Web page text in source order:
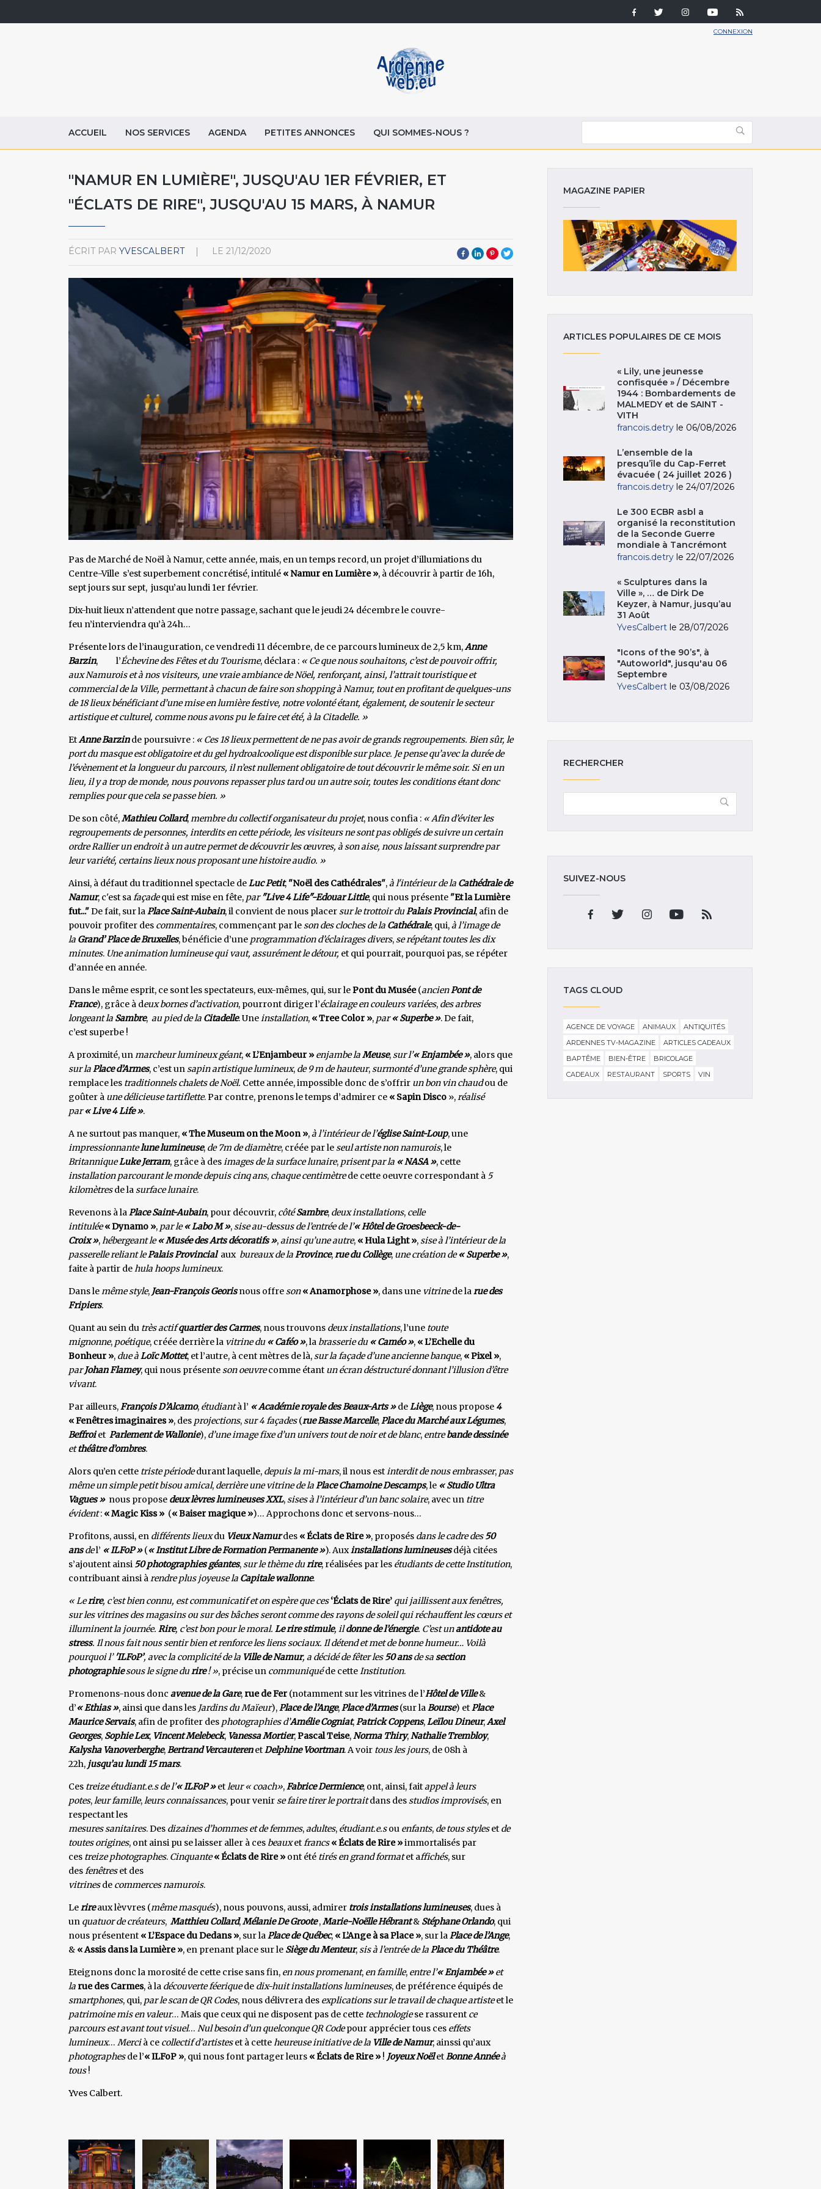
CONNEXION
ACCUEIL NOS SERVICES AGENDA PETITES ANNONCES QUI SOMMES-NOUS ?
"NAMUR EN LUMIÈRE", JUSQU'AU 1ER FÉVRIER, ET
"ÉCLATS DE RIRE", JUSQU'AU 15 MARS, À NAMUR
ÉCRIT PAR YVESCALBERT LE 21/12/2020
Pas de Marché de Noël à Namur, cette année, mais, en un temps record, un projet d’illumiations du
Centre-Ville s’est superbement concrétisé, intitulé « Namur en Lumière », à découvrir à partir de 16h,
sept jours sur sept, jusqu’au lundi 1er février.
Dix-huit lieux n’attendent que notre passage, sachant que le jeudi 24 décembre le couvre-
feu n’interviendra qu’à 24h…
Présente lors de l’inauguration, ce vendredi 11 décembre, de ce parcours lumineux de 2,5 km,Anne
Barzin, l’É​chevine des Fêtes et du Tourisme, déclara : « Ce que nous souhaitons, c’est de pouvoir offrir,
aux Namurois et à nos visiteurs, une vraie ambiance de Nöel, renforçant, ainsi, l’attrait touristique et
commercial de la Ville, permettant à chacun de faire son shopping à Namur, tout en profitant de quelques-uns
de 18 lieux bénéficiant d’une mise en lumière festive, notre volonté étant, également, de soutenir le secteur
artistique et culturel, comme nous avons pu le faire cet été, à la Citadelle. »
EtAnne Barzinde poursuivre : « Ces 18 lieux permettent de ne pas avoir de grands regroupements. Bien sûr, le
port du masque est obligatoire et du gel hydroalcoolique est disponible sur place. Je pense qu’avec la durée de
l’évènement et la longueur du parcours, il n’est nullement obligatoire de tout découvrir le même soir. Si en un
lieu, il y a trop de monde, nous pouvons repasser plus tard ou un autre soir, toutes les conditions étant donc
remplies pour que cela se passe bien. »
De son côté,Mathieu Collard,membre du collectif organisateur du projet, nous confia : « Afin d’éviter les
regroupements de personnes, interdits en cette période, les visiteurs ne sont pas obligés de suivre un certain
ordre Rallier un endroit à un autre permet de découvrir les œuvres, à son aise, nous laissant surprendre par
leur variété, certains lieux nous proposant une histoire audio. »
Ainsi, à défaut du traditionnel spectacle deLuc Petit, "Noël des Cathédrales",à l'intérieur de la Cathédrale de
Namur, c'est safaçadequi est mise en fête, par "Live 4 Life"-Edouar Little, qui nous présente "Et la Lumière
fut..."De fait, sur laPlace Saint-Aubain, il convient de nous placersur le trottoir duPalais Provincial, afin de
pouvoir profiter des commentaires, commençant par leson des cloches de la Cathédrale, qui,à l’image de
la Grand’ Place de Bruxelles, bénéficie d’une programmation d’éclairages divers,se répétant toutes les dix
minutes. Une animation lumineuse qui vaut, assurément le détour, et qui pourrait, pourquoi pas, se répéter
d’année en année.
Dans le même esprit, ce sont les spectateurs, eux-mêmes, qui, sur lePont du Musée(ancienPont de
France), grâce à deux bornes d’activation, pourront diriger l’éclairage en couleurs variées, des arbres
longeant la Sambre, au pied de la Citadelle. Uneinstallation, « Tree Color », par« Superbe ». De fait,
c’est superbe !
A proximité, unmarcheur lumineux géant, « L’Enjambeur » enjambe laMeuse,sur l’« Enjambée », alors que
sur laPlace d’Armes, c’est unsapin artistique lumineux, de 9 m de hauteur,surmonté d’une grande sphère, qui
remplace les traditionnels chalets de Noël. Cette année, impossible donc de s’offrir un bon vin chaudou de
goûter à une délicieuse tartiflette. Par contre, prenons le temps d’admirer ce « Sapin Disco »,réalisé
par« Live 4 Life ».
A ne surtout pas manquer, « The Museum on the Moon »,à l’intérieur de l’église Saint-Loup, une
impressionnantelune lumineuse, de 7m de diamètre, créée par leseul artiste non namurois, le
BritanniqueLuke Jerram, grâce à desimages de la surface lunaire, prisent par la « NASA », cette
installation parcourant le monde depuis cinq ans, chaque centimètrede cette oeuvre correspondant à 5
kilomètresde lasurface lunaire.
Revenons à laPlace Saint-Aubain, pour découvrir, côtéSambre, deux installations, celle
intitulée« Dynamo », par le « Labo M »,sise au-dessus de l’entrée de l’« Hôtel de Groesbeeck-de-
Croix »,hébergeant le« Musée desArts décoratifs »,ainsi qu’une autre, « Hula Light »,sise à l’intérieur de la
passerelle reliant lePalais Provincial aux bureaux de laProvince,rue du Collège, une création de« Superbe »,
faite à partir dehula hoops lumineux.
Dans lemême style, Jean-François Georisnous offreson« Anamorphose », dans une vitrinede larue des
Fripiers.
Quant au sein du très actifquartier des Carmes, nous trouvons deux installations, l’une toute
mignonne, poétique, créée derrière la vitrine du « Caféo », la brasserie du « Caméo », « L’Echelle du
Bonheur », due àLoïc Mottet, et l’autre, à cent mètres de là,sur la façade d’une ancienne banque, « Pixel »,
parJohan Flamey, qui nous présenteson oeuvrecomme étant un écran déstructuré donnant l’illusion d’être
vivant.
Par ailleurs,François D’Alcamo, étudiantà l’ « Académie royale des Beaux-Arts »deLiège, nous propose 4
« Fenêtres imaginaires », des projections,sur 4 façades(rue Basse Marcelle,Place du Marché aux Légumes,
Beffroiet Parlement de Wallonie), d’une image fixe d’un univers tout de noir et de blanc, entrebande dessinée
etthéâtre d’ombres.
Alors qu’en cette triste périodedurant laquelle, depuis la mi-mars, il nous estinterdit de nous embrasser, pas
même un simple petit bisou amical, derrière une vitrine de laPlace Chamoine Descamps, le « Studio Ultra
Vagues »nous propose deux lèvres lumineuses XXL,sises à l’intérieur d’un banc solaire, avec un titre
évident: « Magic Kiss » (« Baiser magique »)… Approchons donc et servons-nous…
Profitons, aussi, en différents lieuxdu Vieux Namurdes « Éclats de Rire », proposés dans le cadre des50
ansdel’ « ILFoP »(« Institut Libre de Formation Permanente »). Auxinstallations lumineusesdéjà citées
s’ajoutent ainsi 50 photographies géantes,sur le thème durire, réalisées par les étudiants de cette Institution,
contribuant ainsi àrendre plus joyeuse la Capitale wallonne.
« Lerire, c’est bien connu, est communicatif et on espère que ces‘Éclats de Rire’ qui jaillissent aux fenêtres,
sur les vitrines des magasins ou sur des bâches seront comme des rayons de soleil qui réchauffent les cœurs et
illuminent la journée. Rire, c’est bon pour le moral. Le rire stimule, ildonne de l’énergie. C’est unantidote au
stress. Il nous fait nous sentir bien et renforce les liens sociaux. Il détend et met de bonne humeur… Voilà
pourquoi l’ 'ILFoP’, avec la complicité de la Ville de Namur, a décidé de fêter les50 ansde sasection
photographiesous le signe durire! », précise un communiquéde cetteInstitution.
Promenons-nous donc avenue de la Gare, rue de Fer (notamment sur les vitrines de l’Hôtel de Ville&
d’« Ethias », ainsi que dans les Jardins du Maïeur),Place de l’Ange,Place d’Armes(sur laBourse) etPlace
Maurice Servais, afin de profiter des photographies d’Amélie Cogniat,Patrick Coppens,Leïlou Dineur,Axel
Georges, SophieLex, Vincent Melebeck, Vanessa Mortier,Pascal Teise,Norma Thiry,Nathalie Trembloy,
Kalysha Vanoverberghe,Bertrand VercauterenetDelphine Voortman. A voir tous les jours, de 08h à
22h, jusqu’au lundi 15 mars.
Ces treize étudiant.e.s de l’« ILFoP »etleur « coach»,Fabrice Dermience, ont, ainsi, faitappel à leurs
potes,leur famille,leurs connaissances, pour venirse faire tirer le portraitdans desstudios improvisés, en
respectant les
mesures sanitaires. Des dizaines d’hommes et de femmes,adultes, étudiant.e.sou enfants, de tous styleset de
toutes origines, ont ainsi pu se laisser aller à ces beauxetfrancs« Éclats de Rire »immortalisés par
ces treize photographes. Cinquante« Éclats de Rire » ont été tirés en grand formatet affichés, sur
desfenêtreset des
vitrinesde commerces namurois.
Lerireaux lèvvres (même masqués), nous pouvons, aussi, admirer trois installations lumineuses, dues à
un quatuor de créateurs, Matthieu Collard,Mélanie De Groote,Marie-Noëlle Hébrant& Stéphane Orlando, qui
nous présentent « L’Espace du Dedans », sur laPlace de Québec, « L’Ange à sa Place », sur laPlace de l’Ange,
& « Assis dans la Lumière », en prenant place sur le Siège du Menteur,sis à l’entrée de laPlace du Théâtre.
Eteignons donc la morosité de cette crise sans fin, en nous promenant, en famille, entre l’« Enjambée »et
la rue des Carmes, à la découverte féeriquede dix-huit installations lumineuses, de préférence équipés de
smartphones, qui, par le scan de QR Codes, nous délivrera des explications sur le travail de chaque artisteet le
patrimoine mis en valeur… Mais que ceux qui ne disposent pas de cette technologiese rassurent ce
parcours est avant tout visuel… Nul besoin d’un quelconque QR Codepour apprécier tous ces effets
lumineux… Mercià ce collectif d’artisteset à cetteheureuse initiative de la Ville de Namur, ainssi qu’aux
photographesde l’« ILFoP », qui nous font partager leurs « Éclats de Rire » ! Joyeux NoëletBonne Annéeà
tous!
Yves Calbert.
MAGAZINE PAPIER
ARTICLES POPULAIRES DE CE MOIS
« Lily, une jeunesse
confisquée » / Décembre
1944 : Bombardements de
MALMEDY et de SAINT -
VITH
francois.detry le 06/08/2026
L’ensemble de la
presqu’île du Cap-Ferret
évacuée ( 24 juillet 2026 )
francois.detry le 24/07/2026
Le 300 ECBR asbl a
organisé la reconstitution
de la Seconde Guerre
mondiale à Tancrémont
francois.detry le 22/07/2026
« Sculptures dans la
Ville », … de Dirk De
Keyzer, à Namur, jusqu’au
31 Août
YvesCalbert le 28/07/2026
"Icons of the 90’s", à
"Autoworld", jusqu'au 06
Septembre
YvesCalbert le 03/08/2026
RECHERCHER
SUIVEZ-NOUS
TAGS CLOUD
AGENCE DE VOYAGE ANIMAUX
ANTIQUITÉS
ARDENNES TV-MAGAZINE
ARTICLES CADEAUX
BAPTÊME
BIEN-ÊTRE
BRICOLAGE
CADEAUX
RESTAURANT SPORTS VIN